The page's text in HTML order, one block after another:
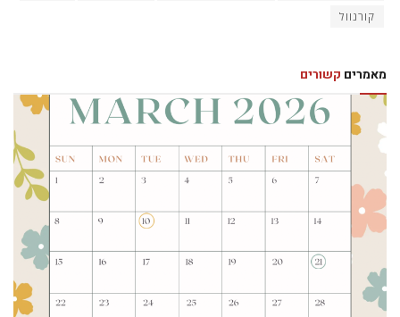
קורנוול
מאמרים קשורים